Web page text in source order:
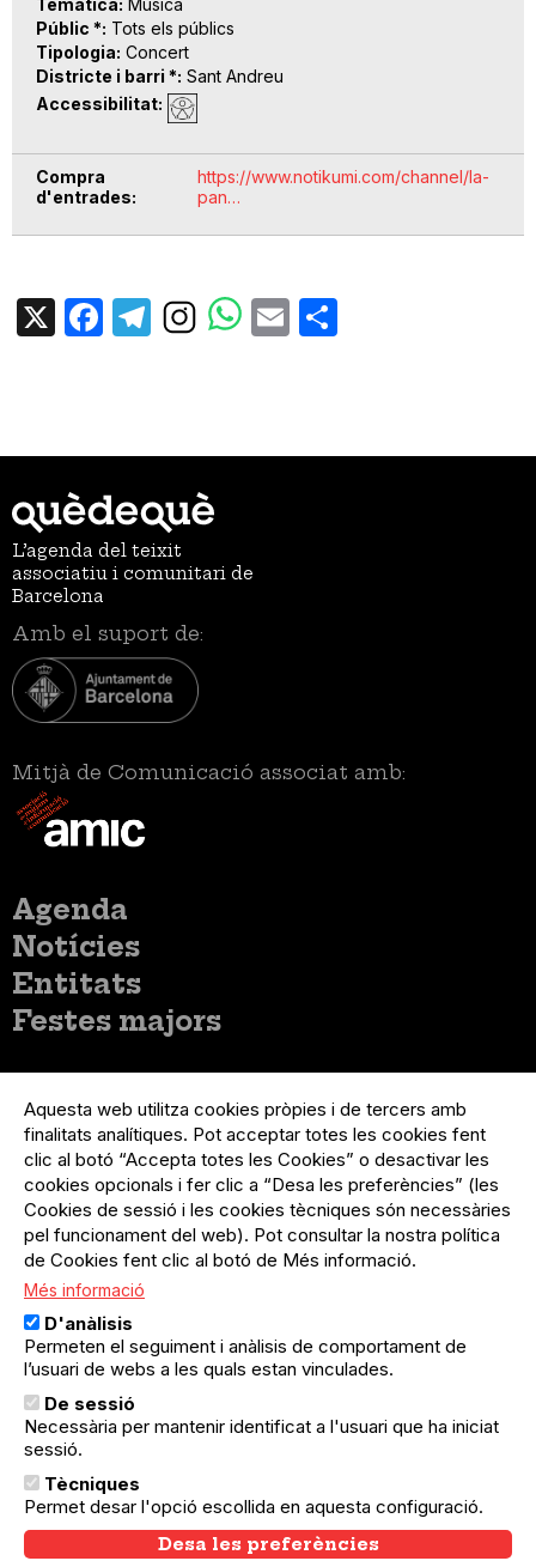
Temàtica Música
Públic * Tots els públics
Tipologia Concert
Districte i barri * Sant Andreu
Accessibilitat
Compra
d'entrades
https://www.notikumi.com/channel/la-
pan…
X Facebook
TelegramEmail
L’agenda del teixit
associatiu i comunitari de
Barcelona
Amb el suport de:
Mitjà de Comunicació associat amb:
Menú
principal
Agenda
Notícies
Entitats
Festes majors
del
compte
d'usuari
Menú
usuari
no
loggat
Registre organització
Menú
Peu
Sobre el projecte
Preguntes freqüents
Contacte
Menú
Legal
Política de privacitat
Avís legal
Política de cookies
El Quèdequè no es fa responsable de les activitats
programades; en són responsables els col·lectius
organitzadors.
© Quedequè, 2025
Aquesta web utilitza cookies pròpies i de tercers amb
finalitats analítiques. Pot acceptar totes les cookies fent
clic al botó “Accepta totes les Cookies” o desactivar les
cookies opcionals i fer clic a “Desa les preferències” (les
Cookies de sessió i les cookies tècniques són necessàries
pel funcionament del web). Pot consultar la nostra política
de Cookies fent clic al botó de Més informació.
Més informació
D'anàlisis
Permeten el seguiment i anàlisis de comportament de
l’usuari de webs a les quals estan vinculades.
De sessió
Necessària per mantenir identificat a l'usuari que ha iniciat
sessió.
Tècniques
Permet desar l'opció escollida en aquesta configuració.
Desa les preferències